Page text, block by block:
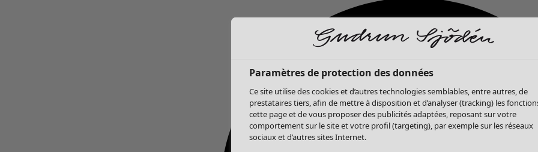
Paramètres de protection des données
Ce site utilise des cookies et d’autres technologies semblables, entre autres, de
prestataires tiers, afin de mettre à disposition et d’analyser (tracking) les
cette page et de vous proposer des publicités adaptées, reposant sur votre
comportement sur le site et votre profil (targeting), par exemple sur les réseaux
sociaux et d’autres sites Internet.